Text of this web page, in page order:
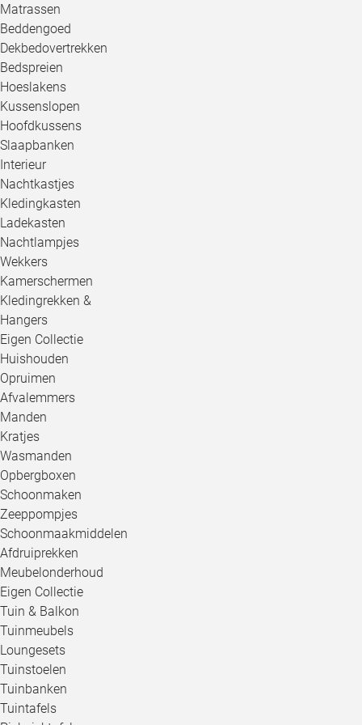
Matrassen
Beddengoed
Dekbedovertrekken
Bedspreien
Hoeslakens
Kussenslopen
Hoofdkussens
Slaapbanken
Interieur
Nachtkastjes
Kledingkasten
Ladekasten
Nachtlampjes
Wekkers
Kamerschermen
Kledingrekken &
Hangers
Eigen Collectie
Huishouden
Opruimen
Afvalemmers
Manden
Kratjes
Wasmanden
Opbergboxen
Schoonmaken
Zeeppompjes
Schoonmaakmiddelen
Afdruiprekken
Meubelonderhoud
Eigen Collectie
Tuin & Balkon
Tuinmeubels
Loungesets
Tuinstoelen
Tuinbanken
Tuintafels